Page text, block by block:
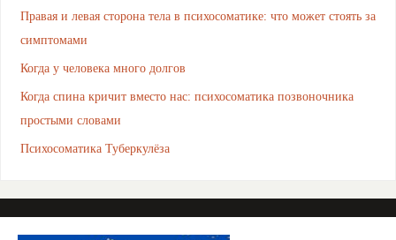
Правая и левая сторона тела в психосоматике: что может стоять за
симптомами
Когда у человека много долгов
Когда спина кричит вместо нас: психосоматика позвоночника
простыми словами
Психосоматика Туберкулёза